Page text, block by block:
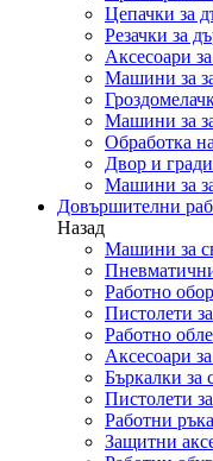
Цепачки за
Резачки за
Аксесоари
Машини за
Машини за
Обработка
Двор и
Машини за
Довършителни
Назад
Машини за
Работно
Пистолети
Работно
Аксесоари
Бъркалки за
Пистолети
Работни
Защитни